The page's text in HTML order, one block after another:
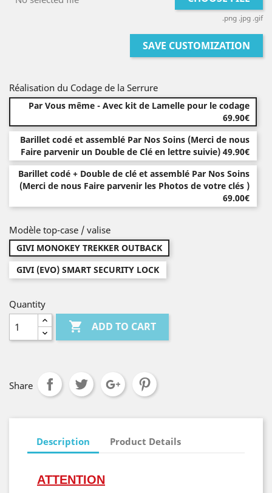
.png .jpg .gif
SAVE CUSTOMIZATION
Réalisation du Codage de la Serrure
Par Vous même - Avec kit de Lamelle pour le codage
69.90€
Barillet codé et assemblé Par Nos Soins (Merci de nous
Faire parvenir un Double de Clé en lettre suivie) 49.90€
Barillet codé + Double de clé et assemblé Par Nos Soins
(Merci de nous Faire parvenir les Photos de votre clés )
69.00€
Modèle top-case / valise
GIVI MONOKEY TREKKER OUTBACK
GIVI (EVO) SMART SECURITY LOCK
Quantity
 ADD TO CART
Share
Description Product Details
ATTENTION